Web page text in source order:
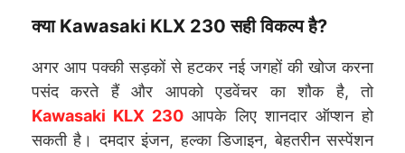
क्या Kawasaki KLX 230 सही विकल्प है?
अगर आप पक्की सड़कों से हटकर नई जगहों की खोज करना
पसंद करते हैं और आपको एडवेंचर का शौक है, तो
Kawasaki KLX 230 आपके लिए शानदार ऑप्शन हो
सकती है। दमदार इंजन, हल्का डिजाइन, बेहतरीन सस्पेंशन